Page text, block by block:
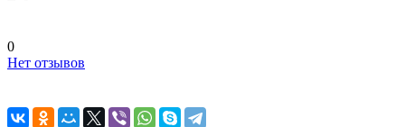
0
Нет отзывов